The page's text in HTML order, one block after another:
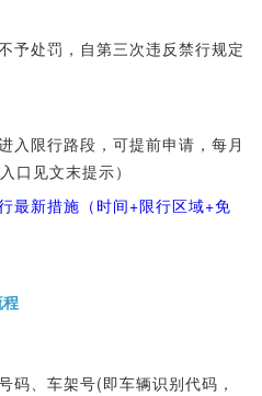
予处罚，自第三次违反禁行规定
入限行路段，可提前申请，每月
口见文末提示）
最新措施（时间+限行区域+免
码、车架号(即车辆识别代码，